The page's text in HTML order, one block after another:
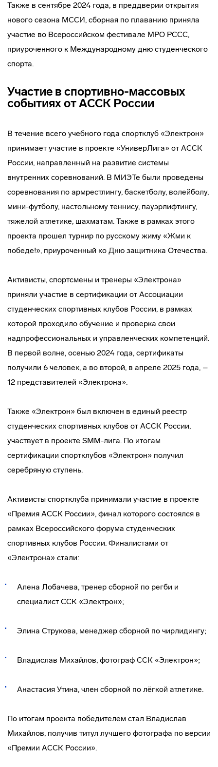
Также в сентябре 2024 года, в преддверии открытия
нового сезона МССИ, сборная по плаванию приняла
участие во Всероссийском фестивале МРО РССС,
приуроченного к Международному дню студенческого
спорта.
Участие в спортивно-массовых
событиях от АССК России
В течение всего учебного года спортклуб «Электрон»
принимает участие в проекте «УниверЛига» от АССК
России, направленный на развитие системы
внутренних соревнований. В МИЭТе были проведены
соревнования по армрестлингу, баскетболу, волейболу,
мини-футболу, настольному теннису, пауэрлифтингу,
тяжелой атлетике, шахматам. Также в рамках этого
проекта прошел турнир по русскому жиму «Жми к
победе!», приуроченный ко Дню защитника Отечества.
Активисты, спортсмены и тренеры «Электрона»
приняли участие в сертификации от Ассоциации
студенческих спортивных клубов России, в рамках
которой проходило обучение и проверка свои
надпрофессиональных и управленческих компетенций.
В первой волне, осенью 2024 года, сертификаты
получили 6 человек, а во второй, в апреле 2025 года, –
12 представителей «Электрона».
Также «Электрон» был включен в единый реестр
студенческих спортивных клубов от АССК России,
участвует в проекте SMM-лига. По итогам
сертификации спортклубов «Электрон» получил
серебряную ступень.
Активисты спортклуба принимали участие в проекте
«Премия АССК России», финал которого состоялся в
рамках Всероссийского форума студенческих
спортивных клубов России. Финалистами от
«Электрона» стали:
Алена Лобачева, тренер сборной по регби и
специалист ССК «Электрон»;
Элина Струкова, менеджер сборной по чирлидингу;
Владислав Михайлов, фотограф ССК «Электрон»;
Анастасия Утина, член сборной по лёгкой атлетике.
По итогам проекта победителем стал Владислав
Михайлов, получив титул лучшего фотографа по версии
«Премии АССК России».